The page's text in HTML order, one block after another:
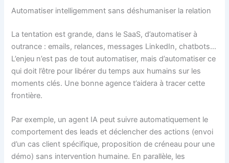
Automatiser intelligemment sans déshumaniser la relation
La tentation est grande, dans le SaaS, d’automatiser à
outrance : emails, relances, messages LinkedIn, chatbots…
L’enjeu n’est pas de tout automatiser, mais d’automatiser ce
qui doit l’être pour libérer du temps aux humains sur les
moments clés. Une bonne agence t’aidera à tracer cette
frontière.
Par exemple, un agent IA peut suivre automatiquement le
comportement des leads et déclencher des actions (envoi
d’un cas client spécifique, proposition de créneau pour une
démo) sans intervention humaine. En parallèle, les